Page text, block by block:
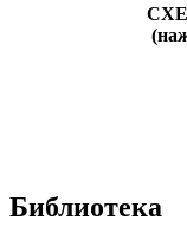
Библиотека